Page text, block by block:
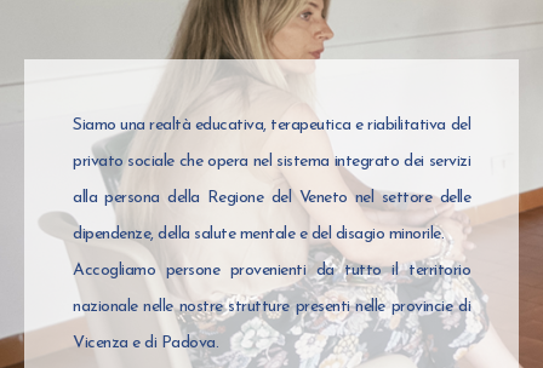
Siamo una realtà educativa, terapeutica e riabilitativa del
privato sociale che opera nel sistema integrato dei servizi
alla persona della Regione del Veneto nel settore delle
dipendenze, della salute mentale e del disagio minorile.
Accogliamo persone provenienti da tutto il territorio
nazionale nelle nostre strutture presenti nelle provincie di
Vicenza e di Padova.